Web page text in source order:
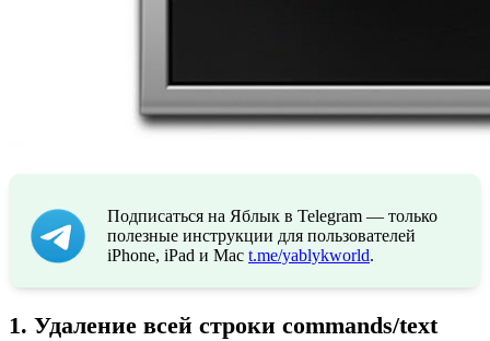
Подписаться на Яблык в Telegram — только
полезные инструкции для пользователей
iPhone, iPad и Mac t.me/yablykworld.
1. Удаление всей строки commands/text